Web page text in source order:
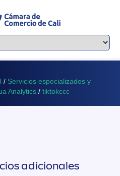
/ Servicios especializados y
Analytics / tiktokccc
adicionales